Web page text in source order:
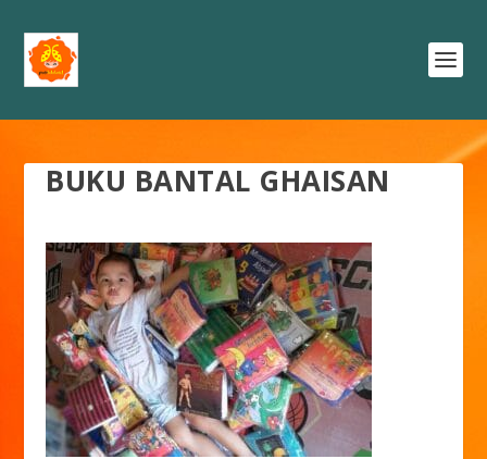
BUKU BANTAL GHAISAN